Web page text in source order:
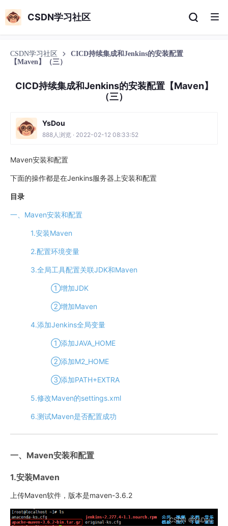
CSDN学习社区
CSDN学习社区
CICD持续集成和Jenkins的安装配置
【Maven】（三）
CICD持续集成和Jenkins的安装配置【Maven】
（三）
YsDou
888人浏览 · 2022-02-12 08:33:52
Maven安装和配置
下面的操作都是在Jenkins服务器上安装和配置
目录
一、Maven安装和配置
1.安装Maven
2.配置环境变量
3.全局工具配置关联JDK和Maven
①增加JDK
②增加Maven
4.添加Jenkins全局变量
①添加JAVA_HOME
②添加M2_HOME
③添加PATH+EXTRA
5.修改Maven的settings.xml
6.测试Maven是否配置成功
一、Maven安装和配置
1.安装Maven
上传Maven软件，版本是maven-3.6.2